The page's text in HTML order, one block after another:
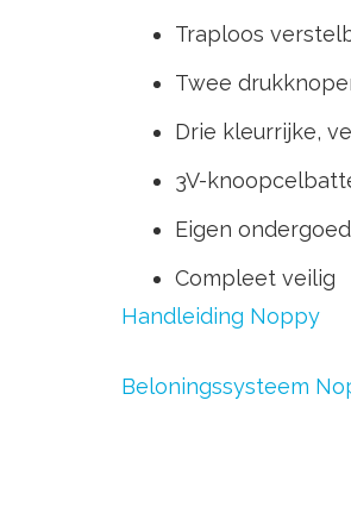
Traploos
Twee
Drie kleurrijke,
3V-
Eigen
Compleet veilig
Handleiding Noppy
Beloningssysteem